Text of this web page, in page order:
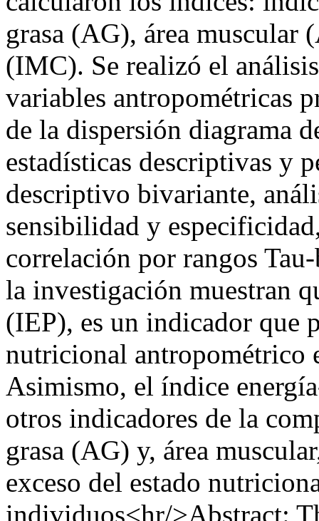
grasa (AG), área muscular
(IMC). Se realizó el
variables antropométricas
de la dispersión diagrama
estadísticas descriptivas y
descriptivo bivariante,
sensibilidad y
correlación por rangos
la investigación muestran
(IEP), es un indicador que
nutricional antropométrico
Asimismo, el índice
otros indicadores de la
grasa (AG) y, área
exceso del estado
individuos<hr/>Abstract: